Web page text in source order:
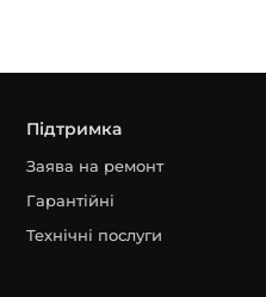
Підтримка
Заява на ремонт
Гарантійні
Технічні послуги